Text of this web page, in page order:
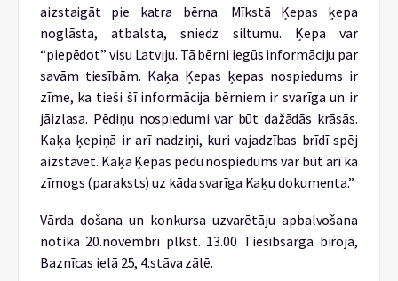
aizstaigāt pie katra bērna. Mīkstā Ķepas ķepa
noglāsta, atbalsta, sniedz siltumu. Ķepa var
“piepēdot” visu Latviju. Tā bērni iegūs informāciju par
savām tiesībām. Kaķa Ķepas ķepas nospiedums ir
zīme, ka tieši šī informācija bērniem ir svarīga un ir
jāizlasa. Pēdiņu nospiedumi var būt dažādās krāsās.
Kaķa ķepiņā ir arī nadziņi, kuri vajadzības brīdī spēj
aizstāvēt. Kaķa Ķepas pēdu nospiedums var būt arī kā
zīmogs (paraksts) uz kāda svarīga Kaķu dokumenta.”
Vārda došana un konkursa uzvarētāju apbalvošana
notika 20.novembrī plkst. 13.00 Tiesībsarga birojā,
Baznīcas ielā 25, 4.stāva zālē.